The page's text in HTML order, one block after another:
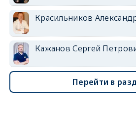
Красильников
Кажанов Сергей
Перейти в